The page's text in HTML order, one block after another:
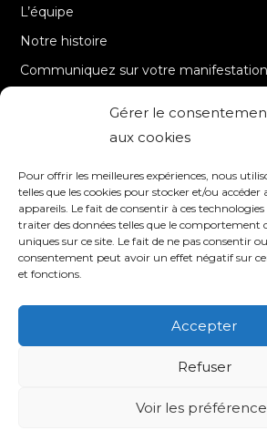
Gérer le
aux cookies
Pour offrir les meilleures expériences, nous
telles que les cookies pour stocker et/ou
appareils. Le fait de consentir à ces
traiter des données telles que le comportement
uniques sur ce site. Le fait de ne pas consentir
consentement peut avoir un effet négatif sur
et fonctions.
Accepter
Refuser
Voir les
L’équipe
Notre histoire
Communiquez sur votre manifestation
Contact
Mentions Légales / Crédits
Politique de cookies (UE)
Politique de confidentialité – RGPD
© 2020 TV8 Moselle-Est - 9 avenue Saint-